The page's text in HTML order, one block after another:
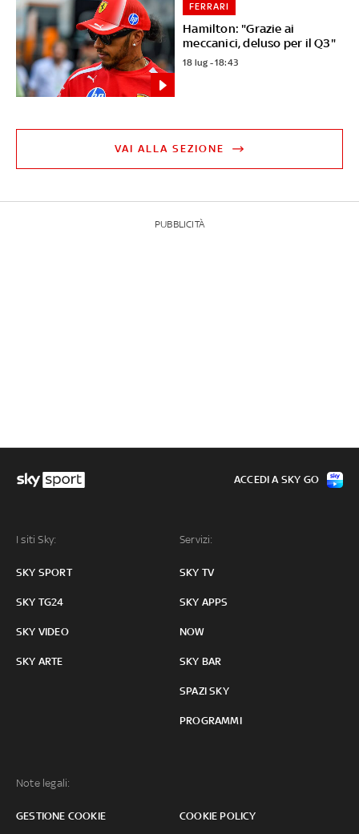
Hamilton: "Grazie ai
meccanici, deluso per il Q3"
FERRARI
18 lug - 18:43
VAI ALLA SEZIONE
PUBBLICITÀ
I siti Sky:
SKY SPORT
SKY TG24
SKY VIDEO
SKY ARTE
Servizi:
SKY TV
SKY APPS
NOW
SKY BAR
SPAZI SKY
PROGRAMMI
Note legali:
GESTIONE COOKIE COOKIE POLICY
ACCEDI A SKY GO